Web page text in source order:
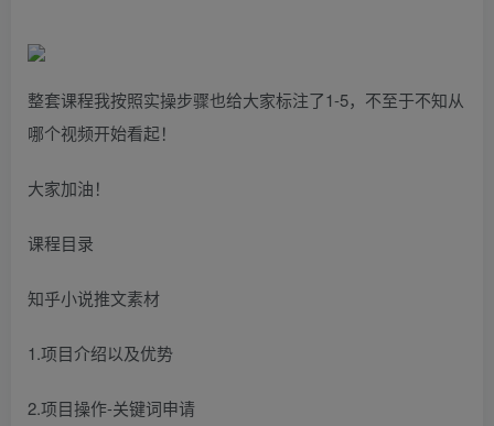
整套课程我按照实操步骤也给大家标注了1-5，不至于不知从
哪个视频开始看起！
大家加油！
课程目录
知乎小说推文素材
1.项目介绍以及优势
2.项目操作-关键词申请